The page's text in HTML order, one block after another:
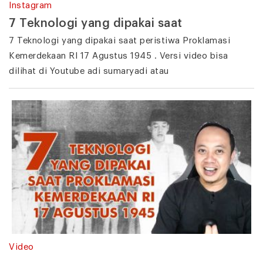
Instagram
7 Teknologi yang dipakai saat
7 Teknologi yang dipakai saat peristiwa Proklamasi
Kemerdekaan RI 17 Agustus 1945 . Versi video bisa
dilihat di Youtube adi sumaryadi atau
Video